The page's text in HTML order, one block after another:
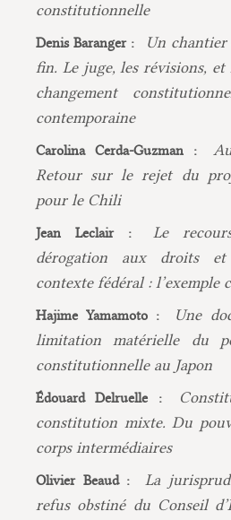
constitutionnelle
Denis Baranger :
Un
fin. Le juge, les révisions, et
changement
contemporaine
Carolina Cerda-Guzman :
Retour sur le rejet du
pour le Chili
Jean Leclair :
Le
dérogation aux droits
contexte fédéral : l’exemple
Hajime Yamamoto :
Une
limitation matérielle du
constitutionnelle au Japon
Édouard Delruelle :
constitution mixte. Du
corps intermédiaires
Olivier Beaud :
La
refus obstiné du Conseil